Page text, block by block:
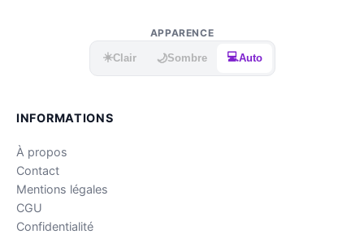
APPARENCE
☀️Clair 🌙Sombre 💻Auto
INFORMATIONS
À propos
Contact
Mentions légales
CGU
Confidentialité